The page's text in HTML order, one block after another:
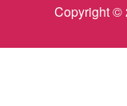
Copyright ©